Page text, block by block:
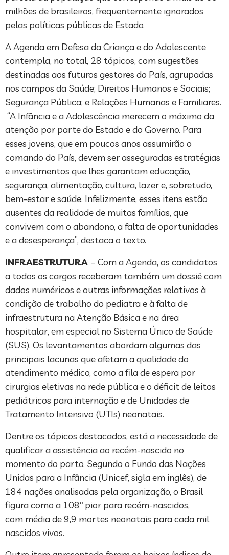
milhões de brasileiros, frequentemente ignorados
pelas políticas públicas de Estado.
A Agenda em Defesa da Criança e do Adolescente
contempla, no total, 28 tópicos, com sugestões
destinadas aos futuros gestores do País, agrupadas
nos campos da Saúde; Direitos Humanos e Sociais;
Segurança Pública; e Relações Humanas e Familiares.
“A Infância e a Adolescência merecem o máximo da
atenção por parte do Estado e do Governo. Para
esses jovens, que em poucos anos assumirão o
comando do País, devem ser asseguradas estratégias
e investimentos que lhes garantam educação,
segurança, alimentação, cultura, lazer e, sobretudo,
bem-estar e saúde. Infelizmente, esses itens estão
ausentes da realidade de muitas famílias, que
convivem com o abandono, a falta de oportunidades
e a desesperança”, destaca o texto.
INFRAESTRUTURA – Com a Agenda, os candidatos
a todos os cargos receberam também um dossiê com
dados numéricos e outras informações relativos à
condição de trabalho do pediatra e à falta de
infraestrutura na Atenção Básica e na área
hospitalar, em especial no Sistema Único de Saúde
(SUS). Os levantamentos abordam algumas das
principais lacunas que afetam a qualidade do
atendimento médico, como a fila de espera por
cirurgias eletivas na rede pública e o déficit de leitos
pediátricos para internação e de Unidades de
Tratamento Intensivo (UTIs) neonatais.
Dentre os tópicos destacados, está a necessidade de
qualificar a assistência ao recém-nascido no
momento do parto. Segundo o Fundo das Nações
Unidas para a Infância (Unicef, sigla em inglês), de
184 nações analisadas pela organização, o Brasil
figura como a 108º pior para recém-nascidos,
com média de 9,9 mortes neonatais para cada mil
nascidos vivos.